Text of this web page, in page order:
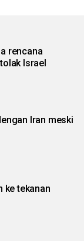
rencana
Israel
Iran meski
ke tekanan